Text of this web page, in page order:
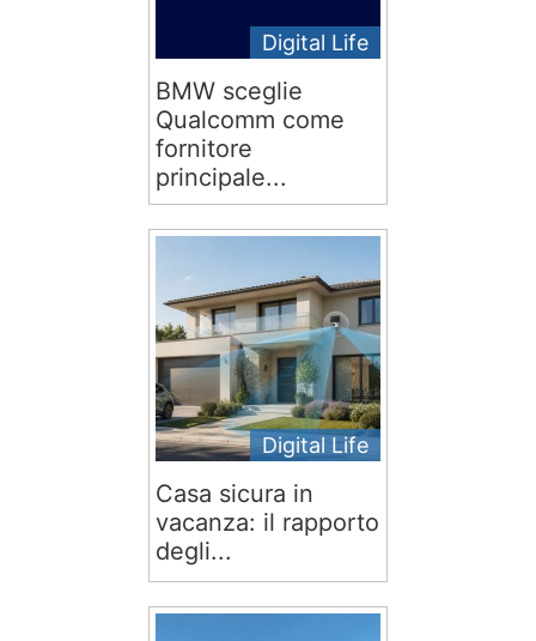
Digital Life
BMW sceglie
Qualcomm come
fornitore
principale...
Digital Life
Casa sicura in
vacanza: il rapporto
degli...